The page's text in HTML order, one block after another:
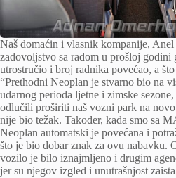
Naš domaćin i vlasnik kompanije,
zadovoljstvo sa radom u prošloj godini
utrostručio i broj radnika povećao, a
“Prethodni Neoplan je stvarno bio na
udarnog perioda ljetne i zimske
odlučili proširiti naš vozni park na
nije bio težak. Također, kada smo sa
Neoplan automatski je povećana i
što je bio dobar znak za ovu nabavku.
vozilo je bilo iznajmljeno i drugim
jer su njegov izgled i unutrašnjost